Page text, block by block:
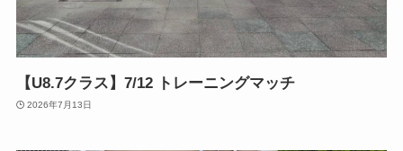
【U8.7クラス】7/12 トレーニングマッチ
2026年7月13日